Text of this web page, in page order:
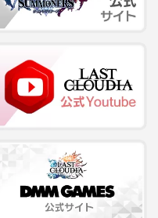
ブレイブ フロンティ
クリアで必ず「覇炎神
ブレイブ フロンティ
魔銃士ジェイド」登